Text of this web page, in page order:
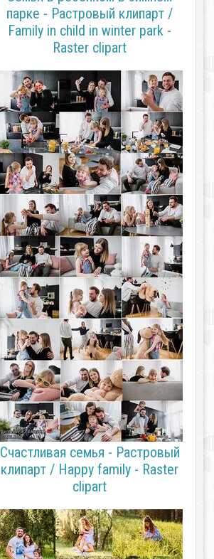
парке - Растровый клипарт /
Family in child in winter park -
Raster clipart
Счастливая семья - Растровый
клипарт / Happy family - Raster
clipart